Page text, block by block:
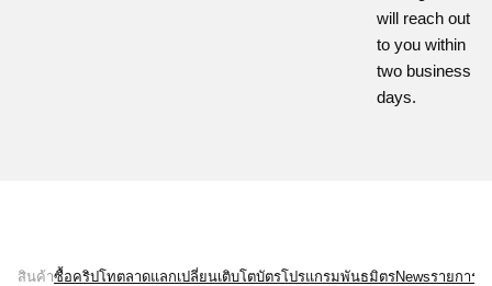
will reach out
to you within
two business
days.
สินค้าซื้อคริปโทตลาดแลกเปลี่ยนเติบโตบัตรโปรแกรมพันธมิตรNewsรายการ